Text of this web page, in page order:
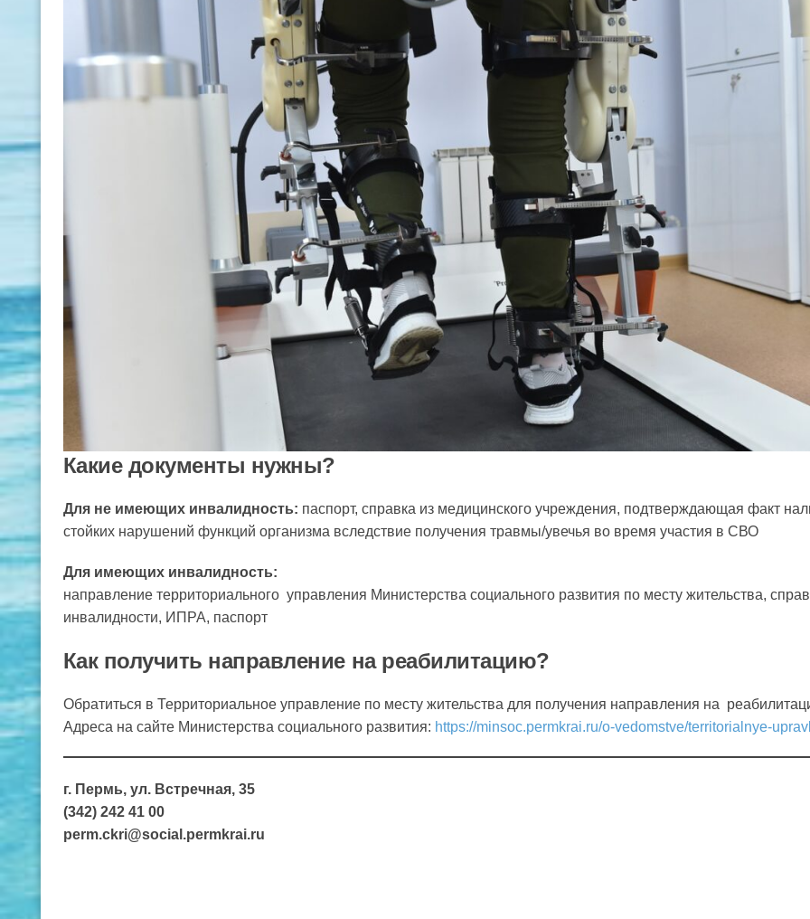
Какие документы нужны?
Для не имеющих инвалидность: паспорт, справка из медицинского учреждения, подтверждающая факт
стойких нарушений функций организма вследствие получения травмы/увечья во время участия в СВО
Для имеющих инвалидность:
направление территориального управления Министерства социального развития по месту жительства,
инвалидности, ИПРА, паспорт
Как получить направление на реабилитацию?
Обратиться в Территориальное управление по месту жительства для получения направления на
Адреса на сайте Министерства социального развития: https://minsoc.permkrai.ru/o-vedomstve/territorialnye-
г. Пермь, ул. Встречная, 35
(342) 242 41 00
perm.ckri@social.permkrai.ru